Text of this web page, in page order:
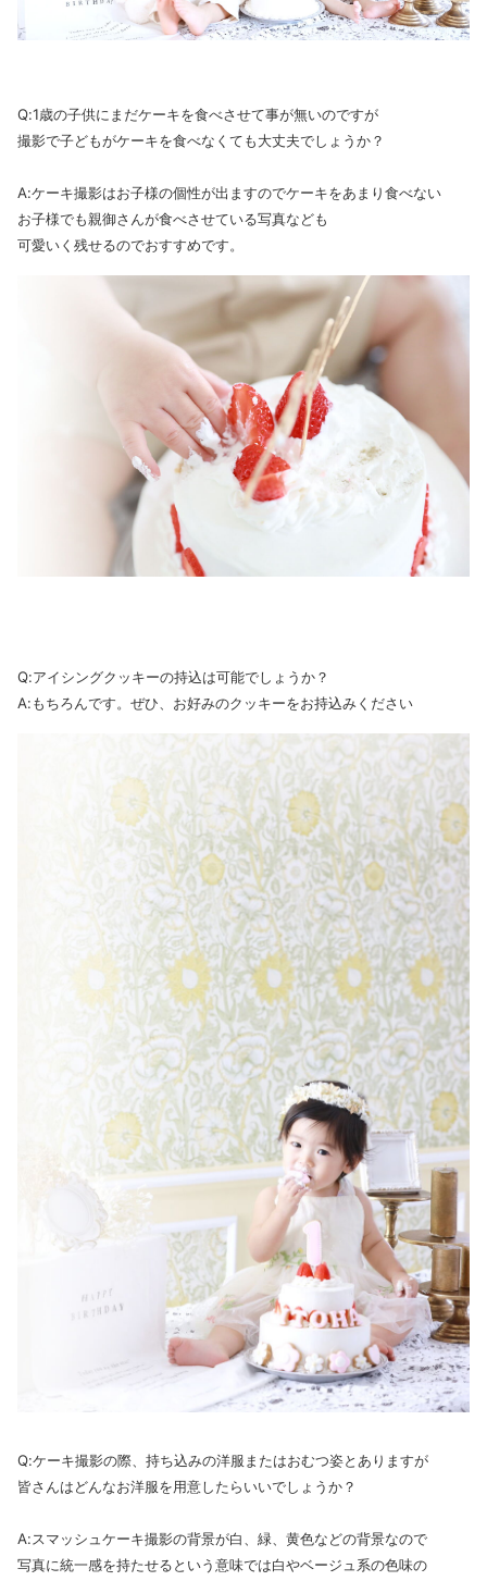
Q:1歳の子供にまだケーキを食べさせて事が無いのですが
撮影で子どもがケーキを食べなくても大丈夫でしょうか？
A:ケーキ撮影はお子様の個性が出ますのでケーキをあまり食べない
お子様でも親御さんが食べさせている写真なども
可愛いく残せるのでおすすめです。
Q:アイシングクッキーの持込は可能でしょうか？
A:もちろんです。ぜひ、お好みのクッキーをお持込みください
Q:ケーキ撮影の際、持ち込みの洋服またはおむつ姿とありますが
皆さんはどんなお洋服を用意したらいいでしょうか？
A:スマッシュケーキ撮影の背景が白、緑、黄色などの背景なので
写真に統一感を持たせるという意味では白やベージュ系の色味の